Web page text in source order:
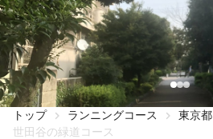
トップ ランニングコース 東京都
世田谷の緑道コース